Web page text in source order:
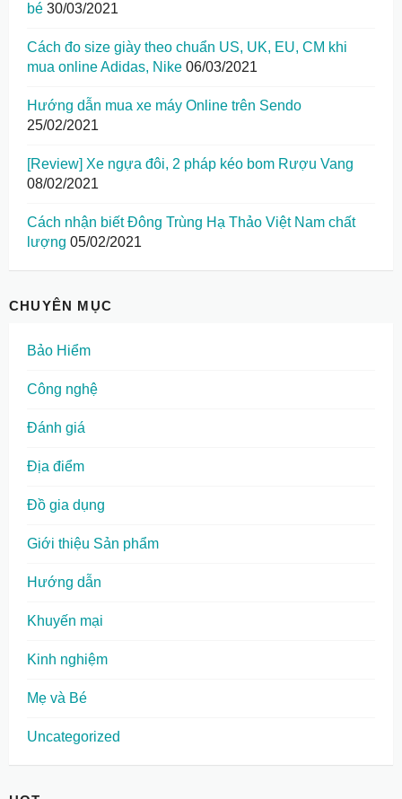
bé 30/03/2021
Cách đo size giày theo chuẩn US, UK, EU, CM khi
mua online Adidas, Nike 06/03/2021
Hướng dẫn mua xe máy Online trên Sendo
25/02/2021
[Review] Xe ngựa đôi, 2 pháp kéo bom Rượu Vang
08/02/2021
Cách nhận biết Đông Trùng Hạ Thảo Việt Nam chất
lượng 05/02/2021
CHUYÊN MỤC
Bảo Hiểm
Công nghệ
Đánh giá
Địa điểm
Đồ gia dụng
Giới thiệu Sản phẩm
Hướng dẫn
Khuyến mại
Kinh nghiệm
Mẹ và Bé
Uncategorized